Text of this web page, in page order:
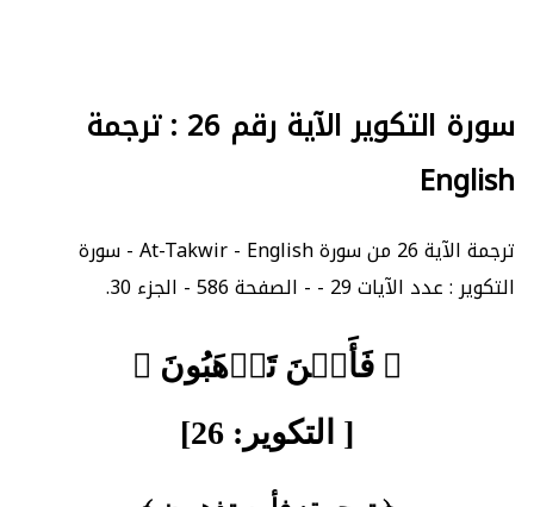
سورة التكوير الآية رقم 26 : ترجمة
English
ترجمة الآية 26 من سورة At-Takwir - English - سورة
التكوير : عدد الآيات 29 - - الصفحة 586 - الجزء 30.
﴿ فَأَيۡنَ تَذۡهَبُونَ ﴾
[ التكوير: 26]